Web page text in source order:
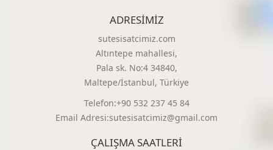
ADRESIMIZ
sutesisatcimiz.com
Altıntepe mahallesi,
Pala sk. No:4 34840,
Maltepe/İstanbul, Türkiye
Telefon:+90 532 237 45 84
Email Adresi:sutesisatcimiz@gmail.com
ÇALIŞMA SAATLERI